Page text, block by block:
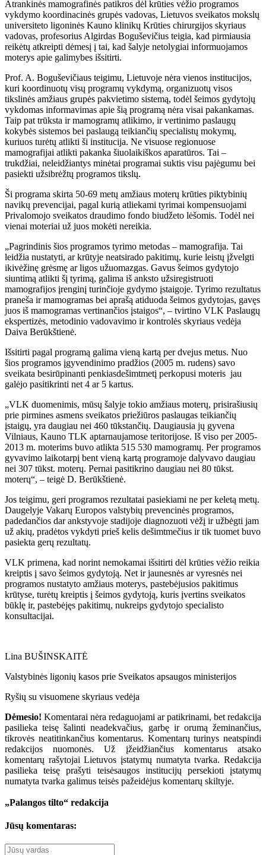
Atrankinės mamografinės patikros dėl krūties vėžio programos
vykdymo koordinacinės grupės vadovas, Lietuvos sveikatos mokslų
universiteto ligoninės Kauno klinikų Krūties chirurgijos skyriaus
vadovas, profesorius Algirdas Boguševičius teigia, kad pirmiausia
reikėtų atkreipti dėmesį į tai, kad šalyje netolygiai informuojamos
moterys apie galimybes išsitirti.
Prof. A. Boguševičiaus teigimu, Lietuvoje nėra vienos institucijos,
kuri koordinuotų visų programų vykdymą, organizuotų visos
tikslinės amžiaus grupės pakvietimo sistemą, todėl šeimos gydytojų
vykdomas informavimas apie šią programą nėra visai pakankamas.
Taip pat trūksta ir mamogramų atlikimo, ir vertinimo paslaugų
kokybės sistemos bei paslaugą teikiančių specialistų mokymų,
kuriuos turėtų atlikti ši institucija. Ne visuose regionuose
mamografijai atlikti pakanka šiuolaikiškos aparatūros. Tai –
trukdžiai, neleidžiantys minėtai programai suktis visu pajėgumu bei
pasiekti užsibrėžtų programos tikslų.
Ši programa skirta 50-69 metų amžiaus moterų krūties piktybinių
navikų prevencijai, pagal kurią atliekami tyrimai kompensuojami
Privalomojo sveikatos draudimo fondo biudžeto lėšomis. Todėl nei
vienai moteriai už juos mokėti nereikia.
„Pagrindinis šios programos tyrimo metodas – mamografija. Tai
leidžia nustatyti, ar krūtyje neatsirado pakitimų, kurie leistų įžvelgti
ikivėžinę grėsmę ar ligos užuomazgas. Gavus šeimos gydytojo
siuntimą atlikti šį tyrimą, galima iš anksto užsiregistruoti
mamografijos įrenginį turinčioje gydymo įstaigoje. Tyrimo rezultatus
praneša ir mamogramas bei aprašą atiduoda šeimos gydytojas, gavęs
juos iš mamogramas vertinančios įstaigos“, – tvirtino VLK Paslaugų
ekspertizės, metodinio vadovavimo ir kontrolės skyriaus vedėja
Daiva Berūkštienė.
Išsitirti pagal programą galima vieną kartą per dvejus metus. Nuo
šios programos įgyvendinimo pradžios (2005 m. rudens) savo
sveikata besirūpinanti penkiasdešimtmetį perkopusi moteris jau
galėjo pasitikrinti net 4 ar 5 kartus.
„VLK duomenimis, mūsų šalyje tokio amžiaus moterų, prisirašiusių
prie pirmines asmens sveikatos priežiūros paslaugas teikiančių
įstaigų, yra daugiau nei 460 tūkstančių. Daugiausia jų gyvena
Vilniaus, Kauno TLK aptarnaujamose teritorijose. Iš viso per 2005-
2013 m. moterims buvo atlikta 515 530 mamogramų. Per programos
gyvavimo laikotarpį bent vieną kartą programoje dalyvavo daugiau
nei 307 tūkst. moterų. Pernai pasitikrino daugiau nei 80 tūkst.
moterų“, – teigė D. Berūkštienė.
Jos teigimu, geri programos rezultatai pasiekiami ne per keletą metų.
Daugelyje Vakarų Europos valstybių prevencinės programos,
padedančios dar ankstyvoje stadijoje diagnozuoti vėžį ir užbėgti jam
už akių, pradėtos vykdyti prieš kelis dešimtmečius ir tik tuomet buvo
pasiekta gerų rezultatų.
VLK primena, kad norint nemokamai išsitirti dėl krūties vėžio reikia
kreiptis į savo šeimos gydytoją. Net ir jaunesnės ar vyresnės nei
programos nustatyto amžiaus moterys, pastebėjusios pakitimus
krūtyse, turėtų kreiptis į šeimos gydytoją, kuris įvertins sveikatos
būklę ir, pastebėjęs pakitimų, nukreips gydytojo specialisto
konsultacijai.
Lina BUŠINSKAITĖ
Valstybinės ligonių kasos prie Sveikatos apsaugos ministerijos
Ryšių su visuomene skyriaus vedėja
Dėmesio! Komentarai nėra redaguojami ar patikrinami, bet redakcija
pasilieka teisę šalinti neadekvačius, garbę ir orumą žeminančius,
tikrovės neatitinkančius komentarus. Komentarų turinys neatspindi
redakcijos nuomonės. Už įžeidžiančius komentarus atsako
komentarų rašytojai Lietuvos įstatymų numatyta tvarka. Redakcija
pasilieka teisę prašyti teisėsaugos institucijų persekioti įstatymų
numatyta tvarka galimus teisės pažeidėjus komentarų skiltyje.
„Palangos tilto“ redakcija
Jūsų komentaras: